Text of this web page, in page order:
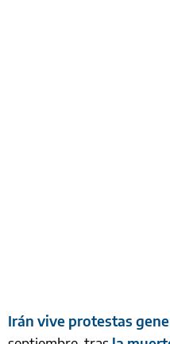
Irán vive protestas